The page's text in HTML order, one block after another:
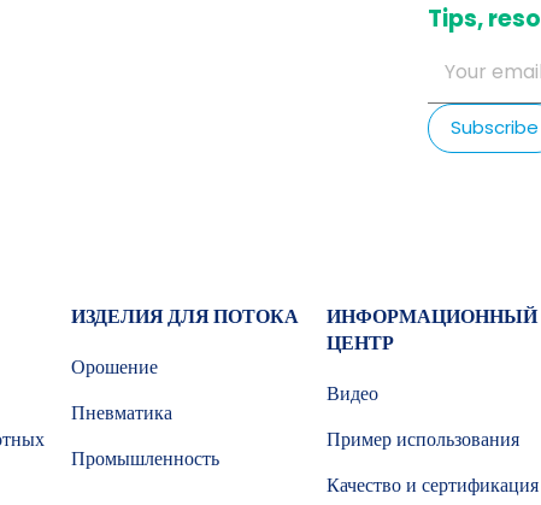
​Tips,
ИЗДЕЛИЯ ДЛЯ ПОТОКА
Орошение
Пневматика
Промышленность
ИНФОРМАЦИОННЫЙ
ЦЕНТР
Видео
Пример использования
Качество и сертификация